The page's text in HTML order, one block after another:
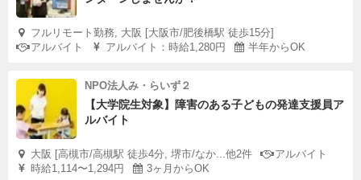
フルリモート勤務, 大阪 [大阪市/肥後橋駅 徒歩15分]
アルバイト
アルバイト：時給1,280円 半年からOK
NPO法人み・らいず２
【大学院生対象】障害のある子どもの発達支援員ア
ルバイト
大阪 [高槻市/高槻駅 徒歩4分, 堺市/なか...他2件
アルバイト
時給1,114〜1,294円
3ヶ月からOK